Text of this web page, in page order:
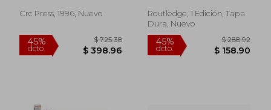
dcto. $ 94.70 dcto. $
Inglés)
Crc Press, 1996, Nuevo
Routledge, 1 Edición, Tapa
Dura, Nuevo